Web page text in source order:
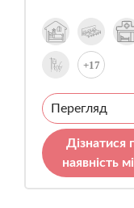
+17
Перегляд
Дізнатися
наявність